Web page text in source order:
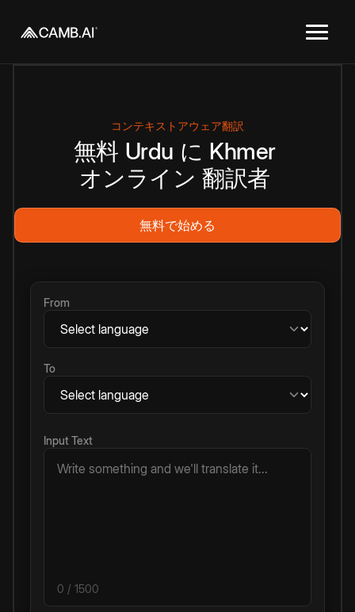
コンテキストアウェア翻訳
無料 Urdu に Khmer
オンライン 翻訳者
無料で始める
From
To
Input Text
0 / 1500